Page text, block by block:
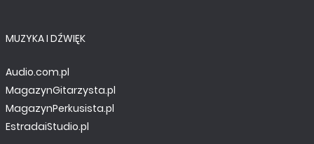
MUZYKA I DŹWIĘK
Audio.com.pl
MagazynGitarzysta.pl
MagazynPerkusista.pl
EstradaiStudio.pl